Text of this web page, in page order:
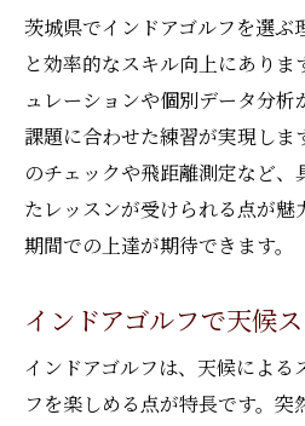
茨城県でインドアゴルフを選ぶ
と効率的なスキル向上にありま
ュレーションや個別データ分
課題に合わせた練習が実現しま
のチェックや飛距離測定など
たレッスンが受けられる点が魅
期間での上達が期待できます。
インドアゴルフで天候
インドアゴルフは、天候による
フを楽しめる点が特長です。